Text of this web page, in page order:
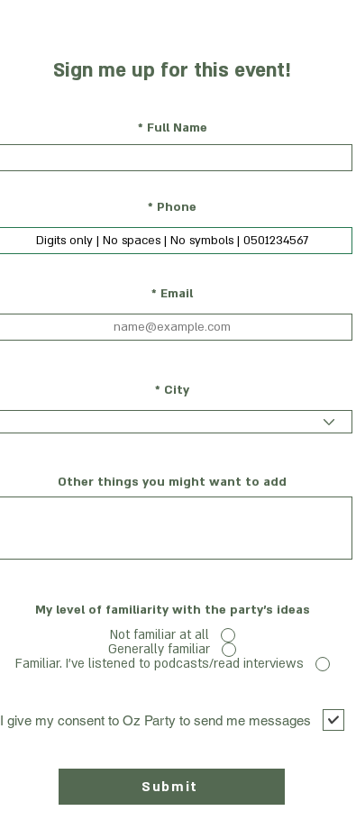
Sign me up for this event!
Full Name
Phone
Email
City
Other things you might want to add
My level of familiarity with the party's ideas
Not familiar at all
Generally familiar
Familiar. I've listened to podcasts/read interviews
I give my consent to Oz Party to send me messages
Submit